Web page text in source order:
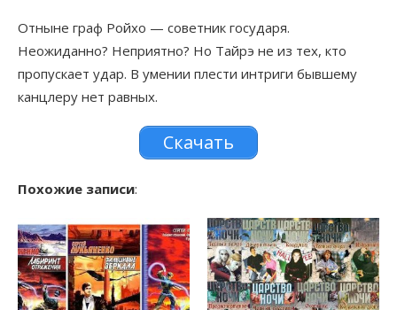
Отныне граф Ройхо — советник государя.
Неожиданно? Неприятно? Но Тайрэ не из тех, кто
пропускает удар. В умении плести интриги бывшему
канцлеру нет равных.
Скачать
Похожие записи: